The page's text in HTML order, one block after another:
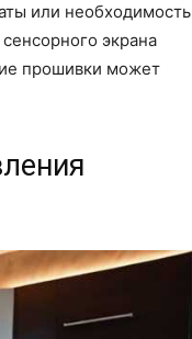
или необходимость
экрана
прошивки может